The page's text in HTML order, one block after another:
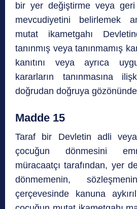
bir yer değiştirme veya
mevcudiyetini belirlemek
mutat ikametgahı
tanınmış veya tanınmamış
kanıtını veya ayrıca
kararların tanınmasına
doğrudan doğruya
Madde 15
Taraf bir Devletin adli
çocuğun dönmesini
müracaatçı tarafından, yer
dönmemenin,
çerçevesinde kanuna